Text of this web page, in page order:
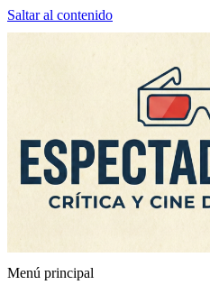
Saltar al contenido
Espectador Web
Menú principal